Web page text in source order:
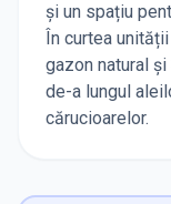
și un spațiu
În curtea
gazon natural
de-a lungul
cărucioarelor.